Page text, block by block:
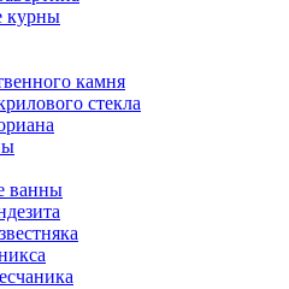
курны
камня
стекла
ванны